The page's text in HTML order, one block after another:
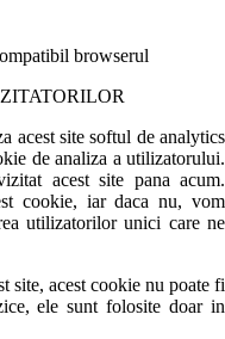
browserul
acest site softul de analytics
de analiza a utilizatorului.
acest site pana acum.
cookie, iar daca nu, vom
utilizatorilor unici care ne
site, acest cookie nu poate fi
ele sunt folosite doar in